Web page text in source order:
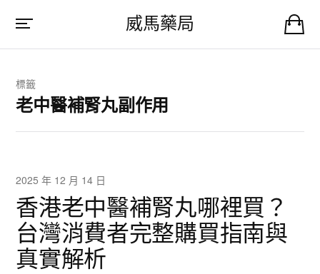
威馬藥局
標籤
老中醫補腎丸副作用
2025 年 12 月 14 日
香港老中醫補腎丸哪裡買？
台灣消費者完整購買指南與
真實解析